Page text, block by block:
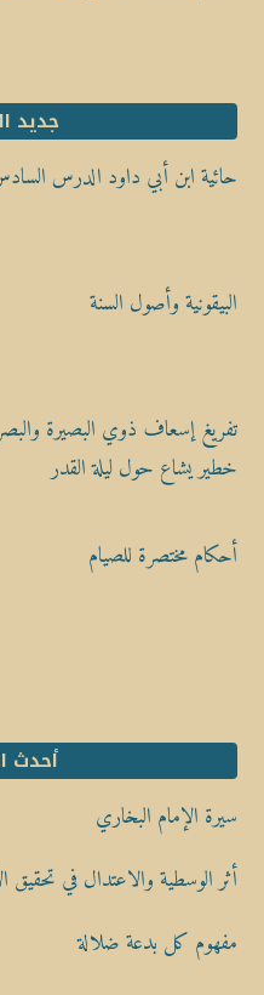
جديد
حائية ابن أبي داود الدرس
البيقونية وأصول السنة
تفريغ إسعاف ذوي البصيرة
خطير يشاع حول ليلة القدر
أحكام مختصرة للصيام
أحدث
سيرة الإمام البخاري
أثر الوسطية والاعتدال في تحقيق
مفهوم كل بدعة ضلالة